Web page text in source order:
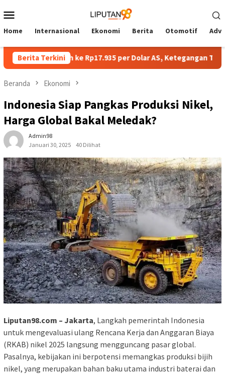
ke
Mobile
Home Internasional Ekonomi Berita Otomotif
Berita Terkini
Melemah ke Rp17.935 per Dolar AS, Ketegangan Timur
Beranda Ekonomi
Indonesia Siap Pangkas Produksi Nikel,
Harga Global Bakal Meledak?
Admin98
Januari 30, 2025
40 Dilihat
Liputan98.com – Jakarta, Langkah pemerintah Indonesia
untuk mengevaluasi ulang Rencana Kerja dan Anggaran Biaya
(RKAB) nikel 2025 langsung mengguncang pasar global.
Pasalnya, kebijakan ini berpotensi memangkas produksi bijih
nikel, yang merupakan bahan baku utama industri baterai dan